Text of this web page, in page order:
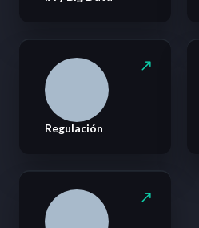
Regulación